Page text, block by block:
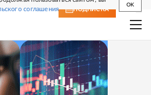
соглашения
OK
ПОДПИСКА